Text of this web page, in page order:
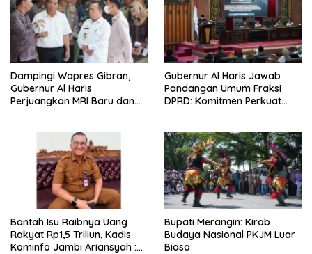
Dampingi Wapres Gibran,
Gubernur Al Haris
Perjuangkan MRI Baru dan
Gubernur Al Haris Jawab
Pandangan Umum Fraksi
DPRD: Komitmen Perkuat
Bantah Isu Raibnya Uang
Rakyat Rp1,5 Triliun, Kadis
Kominfo Jambi Ariansyah :
Bupati Merangin: Kirab
Budaya Nasional PKJM Luar
Biasa